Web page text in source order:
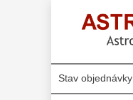
Stav objednávky